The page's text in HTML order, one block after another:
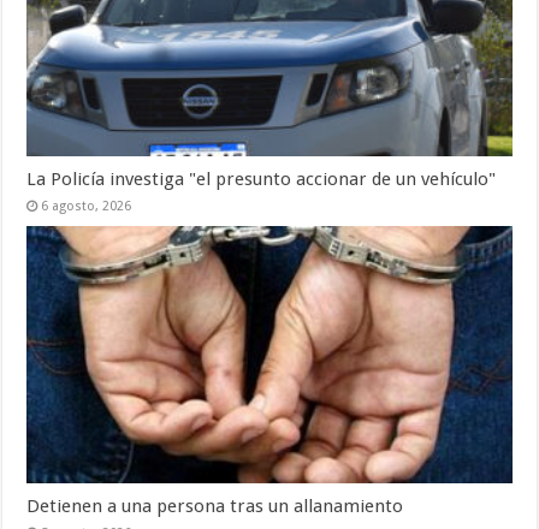
La Policía investiga "el presunto accionar de un vehículo"
6 agosto, 2026
Detienen a una persona tras un allanamiento